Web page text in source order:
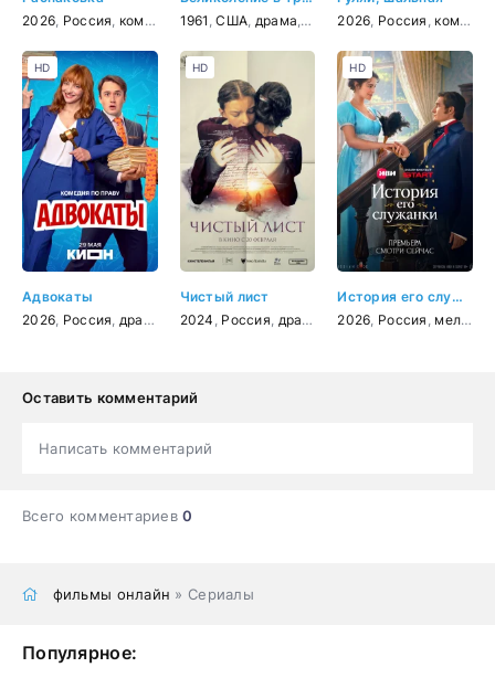
2026 Россия комедия
1961 ,США драма мелодрама
2026 Россия комедия
Адвокаты
2026 Россия драма комедия
HD
Чистый лист
2024 Россия драма
HD
История его служанки
2026 Россия мелодрама
HD
Оставить комментарий
Написать комментарий
Всего комментариев0
фильмы онлайн » Сериалы
Популярное: